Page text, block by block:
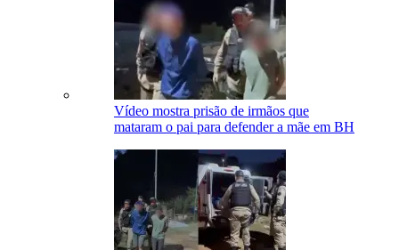
Vídeo mostra prisão de irmãos que
mataram o pai para defender a mãe em BH